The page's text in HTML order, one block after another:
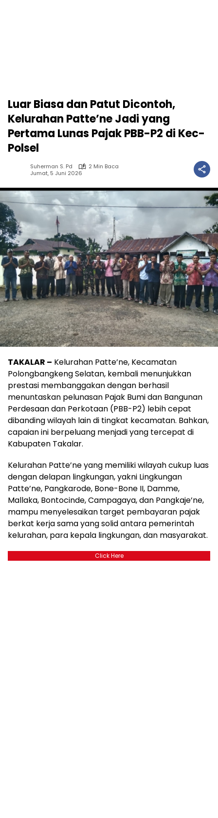
Luar Biasa dan Patut Dicontoh,
Kelurahan Patte’ne Jadi yang
Pertama Lunas Pajak PBB-P2 di Kec-
Polsel
Suherman S. Pd
2 Min Baca
Jumat, 5 Juni 2026
TAKALAR – Kelurahan Patte’ne, Kecamatan
Polongbangkeng Selatan, kembali menunjukkan
prestasi membanggakan dengan berhasil
menuntaskan pelunasan Pajak Bumi dan Bangunan
Perdesaan dan Perkotaan (PBB-P2) lebih cepat
dibanding wilayah lain di tingkat kecamatan. Bahkan,
capaian ini berpeluang menjadi yang tercepat di
Kabupaten Takalar.
Kelurahan Patte’ne yang memiliki wilayah cukup luas
dengan delapan lingkungan, yakni Lingkungan
Patte’ne, Pangkarode, Bone-Bone II, Damme,
Mallaka, Bontocinde, Campagaya, dan Pangkaje’ne,
mampu menyelesaikan target pembayaran pajak
berkat kerja sama yang solid antara pemerintah
kelurahan, para kepala lingkungan, dan masyarakat.
Click Here